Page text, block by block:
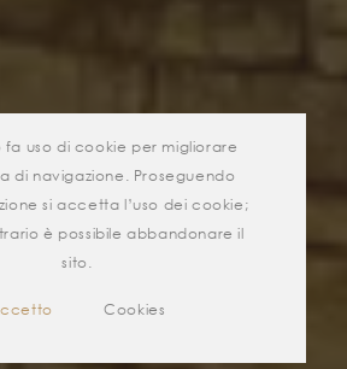
fa uso di cookie per migliorare
di navigazione. Proseguendo
si accetta l’uso dei cookie;
è possibile abbandonare il
sito.
Cookies